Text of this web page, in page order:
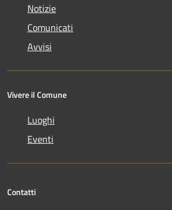
Notizie
Comunicati
Avvisi
Vivere il Comune
Luoghi
Eventi
Contatti